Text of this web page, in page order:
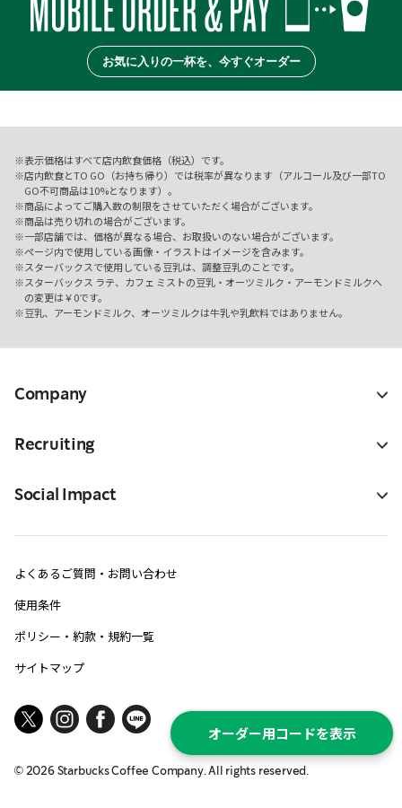
オーダー用コードを表示
お気に入りの一杯を、今すぐオーダー
表示価格はすべて店内飲食価格（税込）です。
店内飲食とTO GO（お持ち帰り）では税率が異なります（アルコール及び一部TO
GO不可商品は10%となります）。
商品によってご購入数の制限をさせていただく場合がございます。
商品は売り切れの場合がございます。
一部店舗では、価格が異なる場合、お取扱いのない場合がございます。
ページ内で使用している画像・イラストはイメージを含みます。
スターバックスで使用している豆乳は、調整豆乳のことです。
スターバックス ラテ、カフェ ミストの豆乳・オーツミルク・アーモンドミルクへ
の変更は￥0です。
豆乳、アーモンドミルク、オーツミルクは牛乳や乳飲料ではありません。
Company
Recruiting
Social Impact
よくあるご質問・お問い合わせ
使用条件
ポリシー・約款・規約一覧
サイトマップ
© 2026Starbucks Coffee Company. All rights reserved.